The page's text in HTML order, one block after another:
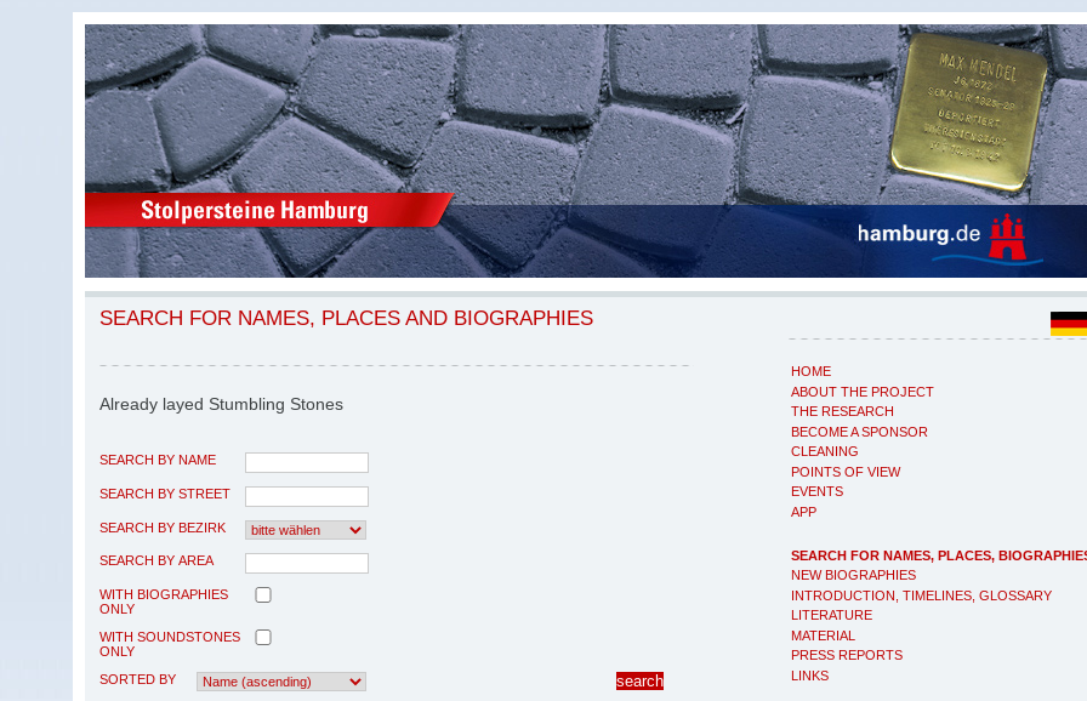
HOME
ABOUT THE PROJECT
THE RESEARCH
BECOME A SPONSOR
CLEANING
POINTS OF VIEW
EVENTS
APP
SEARCH FOR NAMES, PLACES,
NEW BIOGRAPHIES
INTRODUCTION, TIMELINES, GLOSSARY
LITERATURE
MATERIAL
PRESS REPORTS
LINKS
SEARCH FOR NAMES, PLACES AND BIOGRAPHIES
Already layed Stumbling Stones
SEARCH BY NAME
SEARCH BY STREET
SEARCH BY BEZIRK
SEARCH BY AREA
WITH BIOGRAPHIES
ONLY
WITH SOUNDSTONES
ONLY
SORTED BY